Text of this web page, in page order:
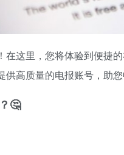
在这里，您将体验到便捷
高质量的电报账号，助您
🤔